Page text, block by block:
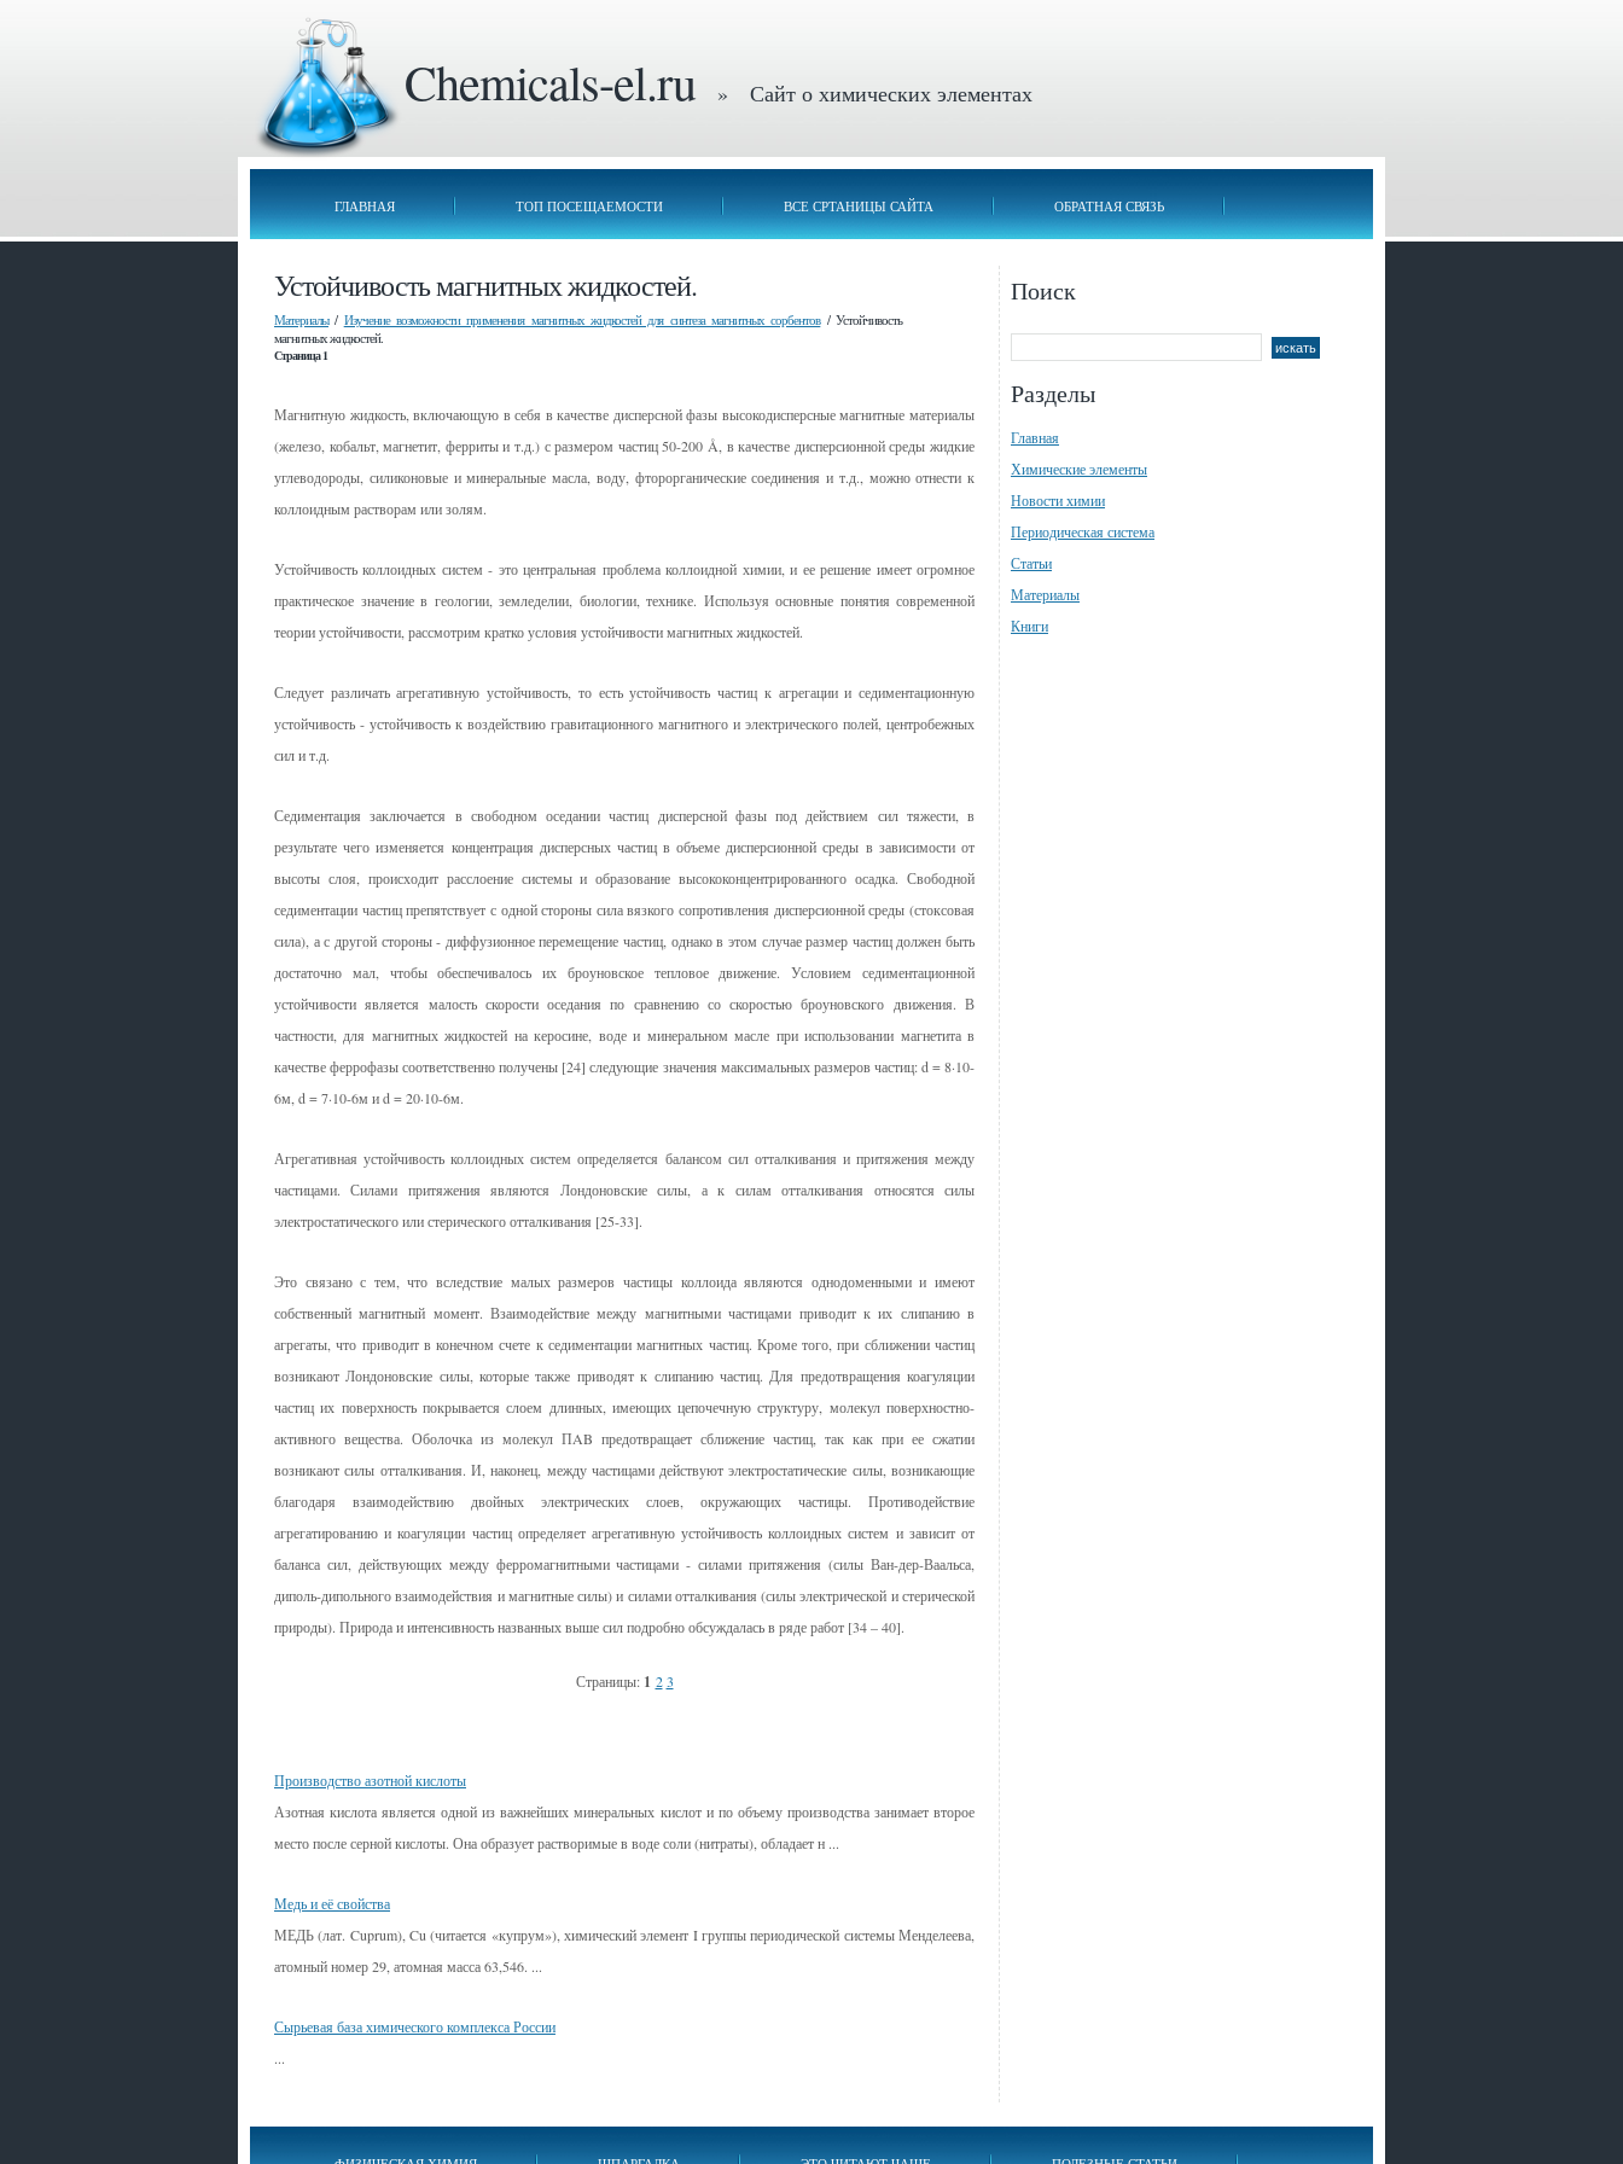
Chemicals-el.ru » Сайт о химических элементах
ГЛАВНАЯ ТОП ПОСЕЩАЕМОСТИ ВСЕ СРТАНИЦЫ САЙТА ОБРАТНАЯ СВЯЗЬ
Устойчивость магнитных жидкостей.
Материалы/ Изучение возможности применения магнитных жидкостей для синтеза магнитных сорбентов/ Устойчивость
магнитных жидкостей.
Страница 1
Магнитную жидкость, включающую в себя в качестве дисперсной фазы высокодисперсные магнитные материалы
(железо, кобальт, магнетит, ферриты и т.д.) с размером частиц 50-200 Å, в качестве дисперсионной среды жидкие
углеводороды, силиконовые и минеральные масла, воду, фторорганические соединения и т.д., можно отнести к
коллоидным растворам или золям.
Устойчивость коллоидных систем - это центральная проблема коллоидной химии, и ее решение имеет огромное
практическое значение в геологии, земледелии, биологии, технике. Используя основные понятия современной
теории устойчивости, рассмотрим кратко условия устойчивости магнитных жидкостей.
Следует различать агрегативную устойчивость, то есть устойчивость частиц к агрегации и седиментационную
устойчивость - устойчивость к воздействию гравитационного магнитного и электрического полей, центробежных
сил и т.д.
Седиментация заключается в свободном оседании частиц дисперсной фазы под действием сил тяжести, в
результате чего изменяется концентрация дисперсных частиц в объеме дисперсионной среды в зависимости от
высоты слоя, происходит расслоение системы и образование высококонцентрированного осадка. Свободной
седиментации частиц препятствует с одной стороны сила вязкого сопротивления дисперсионной среды (стоксовая
сила), а с другой стороны - диффузионное перемещение частиц, однако в этом случае размер частиц должен быть
достаточно мал, чтобы обеспечивалось их броуновское тепловое движение. Условием седиментационной
устойчивости является малость скорости оседания по сравнению со скоростью броуновского движения. В
частности, для магнитных жидкостей на керосине, воде и минеральном масле при использовании магнетита в
качестве феррофазы соответственно получены [24] следующие значения максимальных размеров частиц: d = 8·10-
6м, d = 7·10-6м и d = 20·10-6м.
Агрегативная устойчивость коллоидных систем определяется балансом сил отталкивания и притяжения между
частицами. Силами притяжения являются Лондоновские силы, а к силам отталкивания относятся силы
электростатического или стерического отталкивания [25-33].
Это связано с тем, что вследствие малых размеров частицы коллоида являются однодоменными и имеют
собственный магнитный момент. Взаимодействие между магнитными частицами приводит к их слипанию в
агрегаты, что приводит в конечном счете к седиментации магнитных частиц. Кроме того, при сближении частиц
возникают Лондоновские силы, которые также приводят к слипанию частиц. Для предотвращения коагуляции
частиц их поверхность покрывается слоем длинных, имеющих цепочечную структуру, молекул поверхностно-
активного вещества. Оболочка из молекул ПAB предотвращает сближение частиц, так как при ее сжатии
возникают силы отталкивания. И, наконец, между частицами действуют электростатические силы, возникающие
благодаря взаимодействию двойных электрических слоев, окружающих частицы. Противодействие
агрегатированию и коагуляции частиц определяет агрегативную устойчивость коллоидных систем и зависит от
баланса сил, действующих между ферромагнитными частицами - силами притяжения (силы Ван-дер-Ваальса,
диполь-дипольного взаимодействия и магнитные силы) и силами отталкивания (силы электрической и стерической
природы). Природа и интенсивность названных выше сил подробно обсуждалась в ряде работ [34 – 40].
Страницы: 1 2 3
Производство азотной кислоты
Азотная кислота является одной из важнейших минеральных кислот и по объему производства занимает второе
место после серной кислоты. Она образует растворимые в воде соли (нитраты), обладает н ...
Медь и её свойства
МЕДЬ (лат. Cuprum), Cu (читается «купрум»), химический элемент I группы периодической системы Менделеева,
атомный номер 29, атомная масса 63,546. ...
Сырьевая база химического комплекса России
...
Поиск
Разделы
Главная
Химические элементы
Новости химии
Периодическая система
Статьи
Материалы
Книги